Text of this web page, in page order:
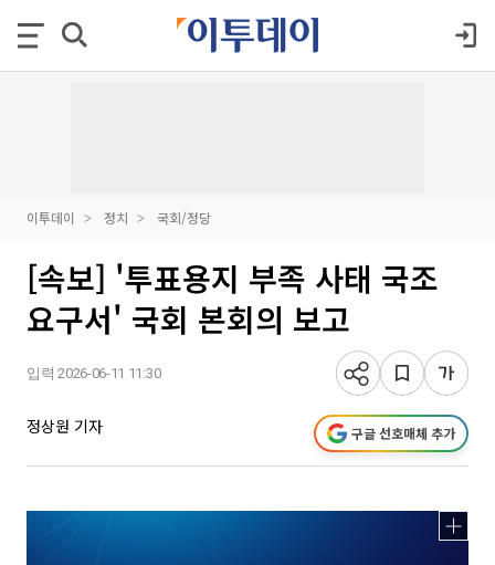
이투데이 정치 국회/정당
[속보] '투표용지 부족 사태 국조
요구서' 국회 본회의 보고
입력 2026-06-11 11:30
정상원 기자 구글 선호매체 추가